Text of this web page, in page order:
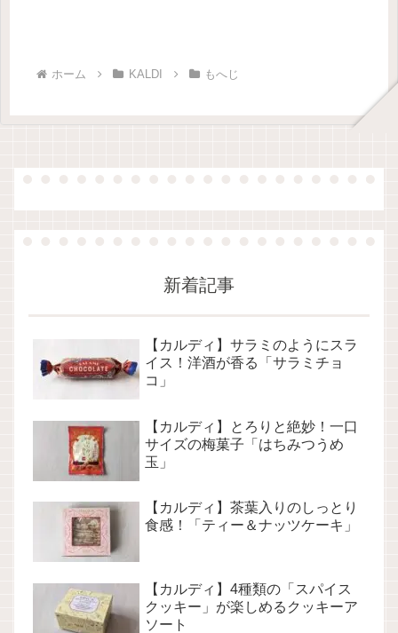
ホーム KALDI もへじ
新着記事
【カルディ】サラミのようにスラ
イス！洋酒が香る「サラミチョ
コ」
【カルディ】とろりと絶妙！一口
サイズの梅菓子「はちみつうめ
玉」
【カルディ】茶葉入りのしっとり
食感！「ティー＆ナッツケーキ」
【カルディ】4種類の「スパイス
クッキー」が楽しめるクッキーア
ソート